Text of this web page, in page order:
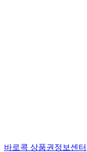
바로콕 상품권정보센터